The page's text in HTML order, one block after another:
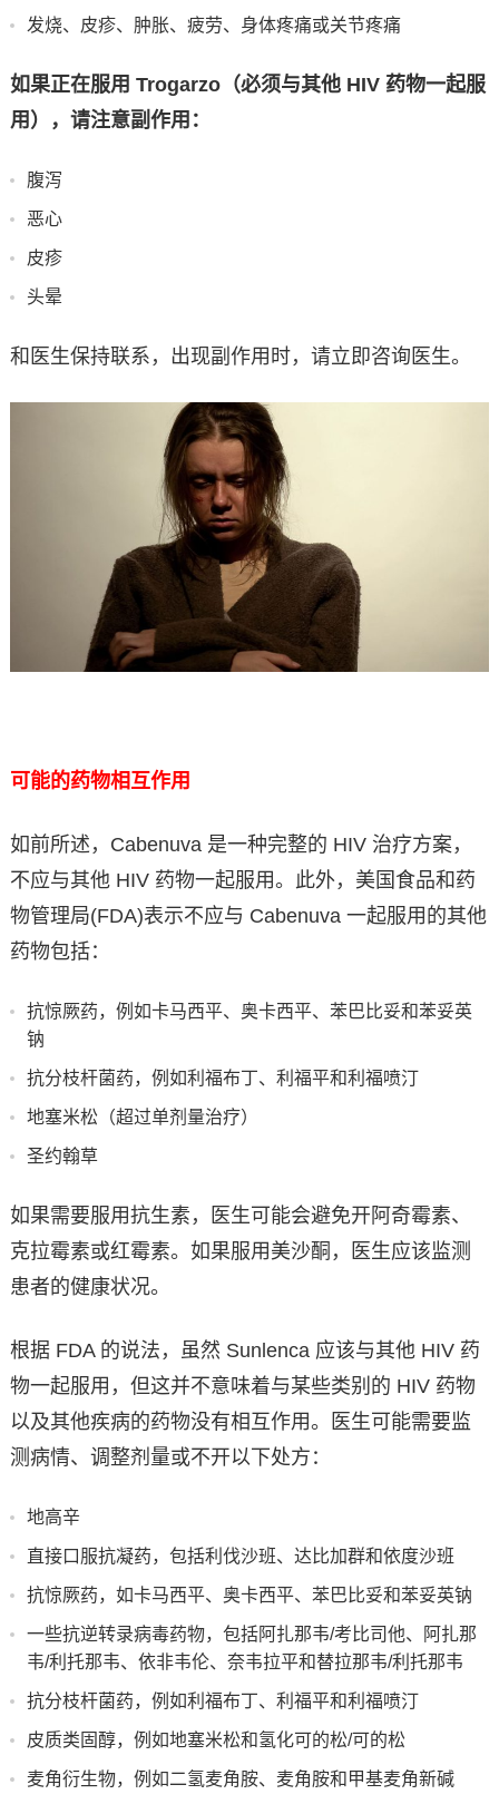
发烧、皮疹、肿胀、疲劳、身体疼痛或关节疼痛
如果正在服用 Trogarzo（必须与其他 HIV 药物一起服
用），请注意副作用：
腹泻
恶心
皮疹
头晕
和医生保持联系，出现副作用时，请立即咨询医生。
可能的药物相互作用
如前所述，Cabenuva 是一种完整的 HIV 治疗方案，
不应与其他 HIV 药物一起服用。此外，美国食品和药
物管理局(FDA)表示不应与 Cabenuva 一起服用的其他
药物包括：
抗惊厥药，例如卡马西平、奥卡西平、苯巴比妥和苯妥英
钠
抗分枝杆菌药，例如利福布丁、利福平和利福喷汀
地塞米松（超过单剂量治疗）
圣约翰草
如果需要服用抗生素，医生可能会避免开阿奇霉素、
克拉霉素或红霉素。如果服用美沙酮，医生应该监测
患者的健康状况。
根据 FDA 的说法，虽然 Sunlenca 应该与其他 HIV 药
物一起服用，但这并不意味着与某些类别的 HIV 药物
以及其他疾病的药物没有相互作用。医生可能需要监
测病情、调整剂量或不开以下处方：
地高辛
直接口服抗凝药，包括利伐沙班、达比加群和依度沙班
抗惊厥药，如卡马西平、奥卡西平、苯巴比妥和苯妥英钠
一些抗逆转录病毒药物，包括阿扎那韦/考比司他、阿扎那
韦/利托那韦、依非韦伦、奈韦拉平和替拉那韦/利托那韦
抗分枝杆菌药，例如利福布丁、利福平和利福喷汀
皮质类固醇，例如地塞米松和氢化可的松/可的松
麦角衍生物，例如二氢麦角胺、麦角胺和甲基麦角新碱